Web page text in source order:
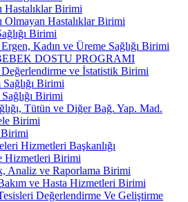
Hastalıklar Birimi
Olmayan Hastalıklar Birimi
Birimi
Kadın ve Üreme Sağlığı Birimi
DOSTU PROGRAMI
ve İstatistik Birimi
Birimi
Sağlığı Birimi
Tütün ve Diğer Bağ. Yap. Mad.
Birimi
Hizmetleri Başkanlığı
Hizmetleri Birimi
Analiz ve Raporlama Birimi
ve Hasta Hizmetleri Birimi
Değerlendirme Ve Geliştirme